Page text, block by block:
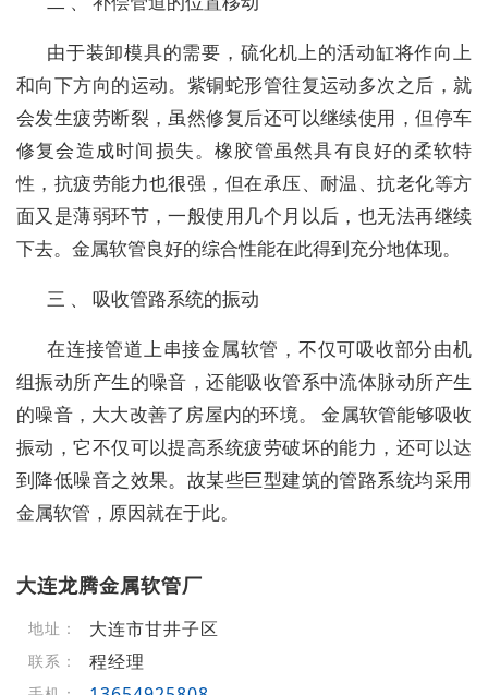
由于装卸模具的需要，硫化机上的活动缸将作向上
和向下方向的运动。紫铜蛇形管往复运动多次之后，就
会发生疲劳断裂，虽然修复后还可以继续使用，但停车
修复会造成时间损失。橡胶管虽然具有良好的柔软特
性，抗疲劳能力也很强，但在承压、耐温、抗老化等方
面又是薄弱环节，一般使用几个月以后，也无法再继续
下去。金属软管良好的综合性能在此得到充分地体现。
三 、 吸收管路系统的振动
在连接管道上串接金属软管，不仅可吸收部分由机
组振动所产生的噪音，还能吸收管系中流体脉动所产生
的噪音，大大改善了房屋内的环境。 金属软管能够吸收
振动，它不仅可以提高系统疲劳破坏的能力，还可以达
到降低噪音之效果。故某些巨型建筑的管路系统均采用
金属软管，原因就在于此。
大连龙腾金属软管厂
地址： 大连市甘井子区
联系： 程经理